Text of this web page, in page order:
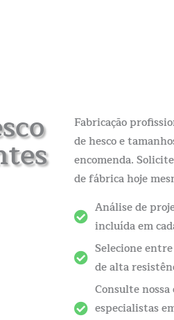
Fabricação
de hesco e
encomenda.
de fábrica hoje
Análise de
incluída em
Selecione
de alta
Consulte
especialistas